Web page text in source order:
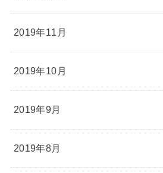
2019年11月
2019年10月
2019年9月
2019年8月